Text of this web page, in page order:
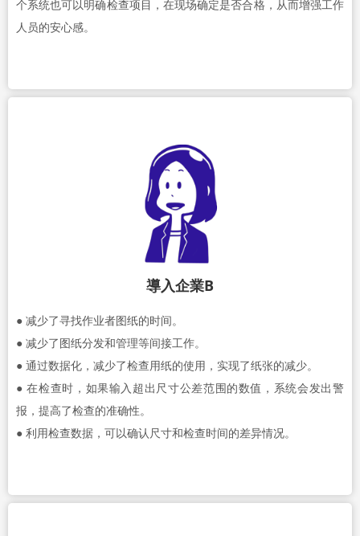
个系统也可以明确检查项目，在现场确定是否合格，从而增强工作
人员的安心感。
導入企業B
● 减少了寻找作业者图纸的时间。
● 减少了图纸分发和管理等间接工作。
● 通过数据化，减少了检查用纸的使用，实现了纸张的减少。
● 在检查时，如果输入超出尺寸公差范围的数值，系统会发出警
报，提高了检查的准确性。
● 利用检查数据，可以确认尺寸和检查时间的差异情况。